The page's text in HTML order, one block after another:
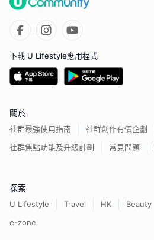
下載 U Lifestyle應用程式
關於
社群最強使用指南
社群創作有價企劃
社群焦點功能及升級計劃
常見問題
探索
U Lifestyle Travel HK Beauty
e-zone